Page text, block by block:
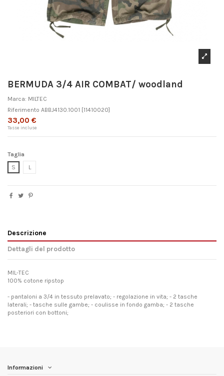
BERMUDA 3/4 AIR COMBAT/ woodland
Marca: MILTEC
Riferimento ABBJ4130.1001 [11410020]
33,00 €
Tasse incluse
Taglia
S
L
Descrizione
Dettagli del prodotto
MIL-TEC
100% cotone ripstop
- pantaloni a 3/4 in tessuto prelavato; - regolazione in vita; - 2 tasche
laterali; - tasche sulle gambe; - coulisse in fondo gamba; - 2 tasche
posteriori con bottoni;
Informazioni